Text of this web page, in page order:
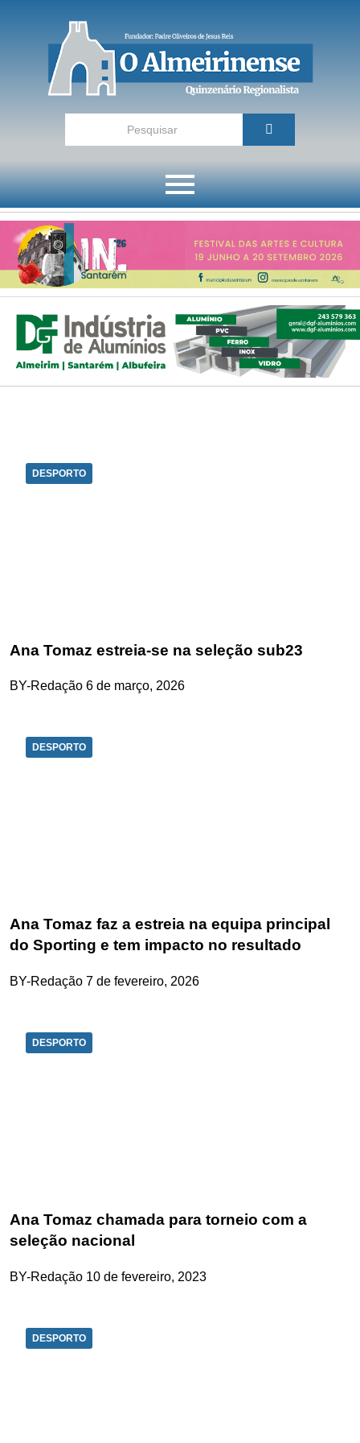
DESPORTO
Ana Tomaz estreia-se na seleção sub23
BY-Redação 6 de março, 2026
DESPORTO
Ana Tomaz faz a estreia na equipa principal
do Sporting e tem impacto no resultado
BY-Redação 7 de fevereiro, 2026
DESPORTO
Ana Tomaz chamada para torneio com a
seleção nacional
BY-Redação 10 de fevereiro, 2023
DESPORTO